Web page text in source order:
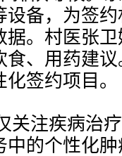
备，为签
。村医张
食、用药建
签约项目。
关注疾病治
中的个性化